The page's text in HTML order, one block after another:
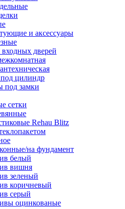
и аксессуары
входных дверей
цилиндр
под замки
сетки
Rehau Blitz
на фундамент
белый
вишня
зеленый
коричневый
серый
оцинкованые